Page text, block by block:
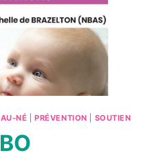
NÉ |PRÉVENTION SOUTIEN